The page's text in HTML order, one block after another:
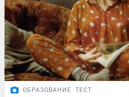
ОБРАЗОВАНИЕ ТЕСТ